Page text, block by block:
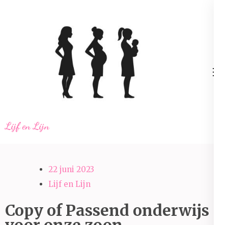
Lijf en Lijn
22 juni 2023
Lijf en Lijn
Copy of Passend onderwijs